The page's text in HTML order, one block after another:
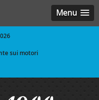
Menu
sui motori